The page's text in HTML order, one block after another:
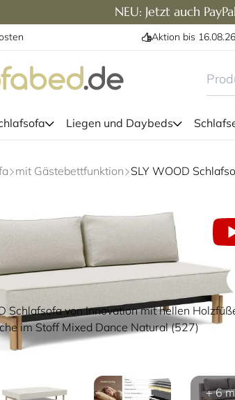
NEU: Jetzt auch
Aktion bis
Liegen und Daybeds
mit Gästebettfunktion
Schlafsofa von Innovation mit hellen
im Stoff Mixed Dance Natural (527)
+ 6